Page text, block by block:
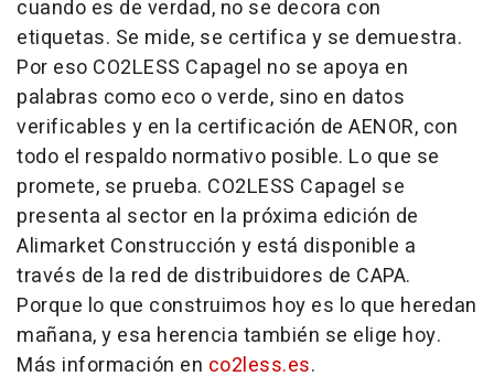
cuando es de verdad, no se decora con
etiquetas. Se mide, se certifica y se demuestra.
Por eso CO2LESS Capagel no se apoya en
palabras como eco o verde, sino en datos
verificables y en la certificación de AENOR, con
todo el respaldo normativo posible. Lo que se
promete, se prueba. CO2LESS Capagel se
presenta al sector en la próxima edición de
Alimarket Construcción y está disponible a
través de la red de distribuidores de CAPA.
Porque lo que construimos hoy es lo que heredan
mañana, y esa herencia también se elige hoy.
Más información en co2less.es.